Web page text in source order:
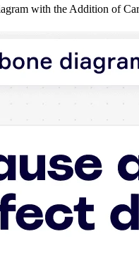
with the Addition of